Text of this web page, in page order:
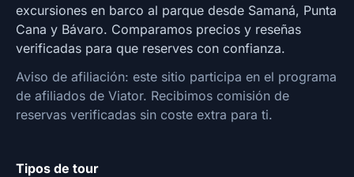
excursiones en barco al parque desde Samaná, Punta
Cana y Bávaro. Comparamos precios y reseñas
verificadas para que reserves con confianza.
Aviso de afiliación: este sitio participa en el programa
de afiliados de Viator. Recibimos comisión de
reservas verificadas sin coste extra para ti.
Tipos de tour